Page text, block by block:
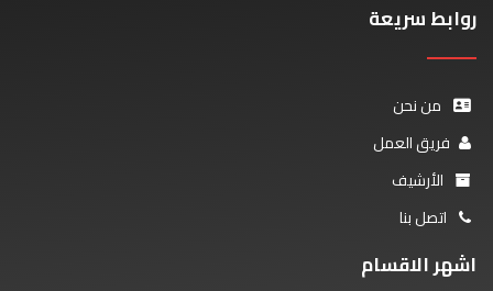
روابط سريعة
من نحن
فريق العمل
الأرشيف
اتصل بنا
اشهر الاقسام